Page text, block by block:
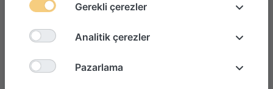
Gerekli çerezler
Analitik çerezler
Pazarlama